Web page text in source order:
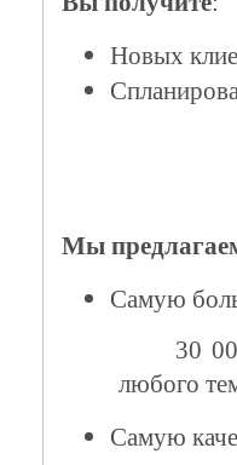
Новых
Мы
Самую
30
любого
Самую